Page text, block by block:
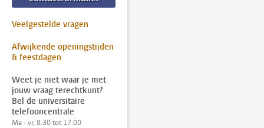
Veelgestelde vragen
Afwijkende openingstijden
& feestdagen
Weet je niet waar je met
jouw vraag terechtkunt?
Bel de universitaire
telefooncentrale
Ma - vr, 8.30 tot 17.00